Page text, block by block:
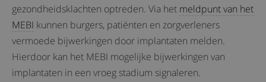
gezondheidsklachten optreden. Via het meldpunt van het
MEBI kunnen burgers, patiënten en zorgverleners
vermoede bijwerkingen door implantaten melden.
Hierdoor kan het MEBI mogelijke bijwerkingen van
implantaten in een vroeg stadium signaleren.